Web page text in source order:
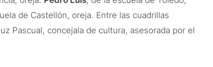
de Castellón, oreja. Entre las cuadrillas
Pascual, concejala de cultura, asesorada por el